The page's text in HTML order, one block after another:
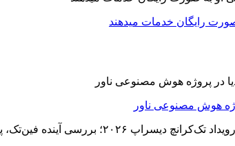
رایگان خدمات میدهند